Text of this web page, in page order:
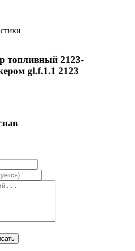
топливный 2123-
gl.f.1.1 2123